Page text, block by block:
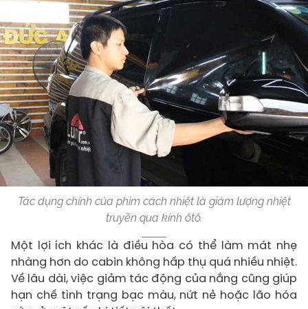
Tác dụng chính của phim cách nhiệt là giảm lượng nhiệt
truyền qua kính ôtô.
Một lợi ích khác là điều hòa có thể làm mát nhẹ
nhàng hơn do cabin không hấp thụ quá nhiều nhiệt.
Về lâu dài, việc giảm tác động của nắng cũng giúp
hạn chế tình trạng bạc màu, nứt nẻ hoặc lão hóa